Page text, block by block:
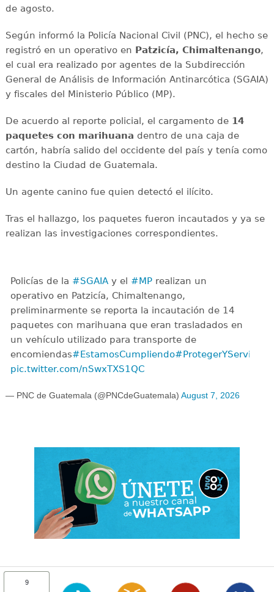
de agosto.
Según informó la Policía Nacional Civil (PNC), el hecho se
registró en un operativo en Patzicía, Chimaltenango,
el cual era realizado por agentes de la Subdirección
General de Análisis de Información Antinarcótica (SGAIA)
y fiscales del Ministerio Público (MP).
De acuerdo al reporte policial, el cargamento de 14
paquetes con marihuana dentro de una caja de
cartón, habría salido del occidente del país y tenía como
destino la Ciudad de Guatemala.
Un agente canino fue quien detectó el ilícito.
Tras el hallazgo, los paquetes fueron incautados y ya se
realizan las investigaciones correspondientes.
Policías de la #SGAIAy el #MPrealizan un
operativo en Patzicía, Chimaltenango,
preliminarmente se reporta la incautación de 14
paquetes con marihuana que eran trasladados en
un vehículo utilizado para transporte de
encomiendas#EstamosCumpliendo#ProtegerYServir
pic.twitter.com/nSwxTXS1QC
— PNC de Guatemala (@PNCdeGuatemala) August 7, 2026
9